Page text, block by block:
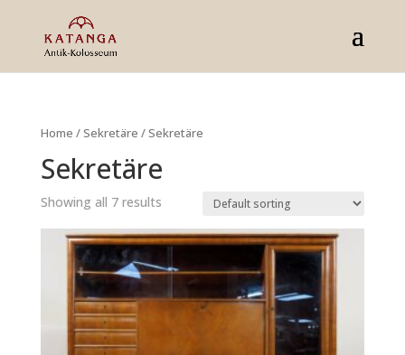
Home /Sekretäre / Sekretäre
Sekretäre
Showing all 7 results